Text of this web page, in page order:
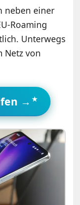
neben einer
Roaming
Unterwegs
Netz von
→